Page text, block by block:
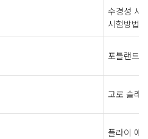
수경성 시
시험방법
포틀랜드
고로 슬래
플라이 애